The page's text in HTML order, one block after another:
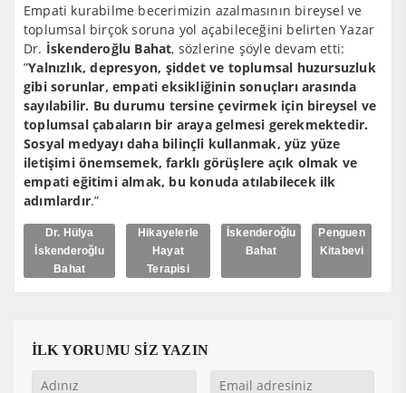
Empati kurabilme becerimizin azalmasının bireysel ve
toplumsal birçok soruna yol açabileceğini belirten Yazar
Dr. İskenderoğlu Bahat, sözlerine şöyle devam etti:
”Yalnızlık, depresyon, şiddet ve toplumsal huzursuzluk
gibi sorunlar, empati eksikliğinin sonuçları arasında
sayılabilir. Bu durumu tersine çevirmek için bireysel ve
toplumsal çabaların bir araya gelmesi gerekmektedir.
Sosyal medyayı daha bilinçli kullanmak, yüz yüze
iletişimi önemsemek, farklı görüşlere açık olmak ve
empati eğitimi almak, bu konuda atılabilecek ilk
adımlardır.”
Dr. Hülya
İskenderoğlu
Bahat
Hikayelerle
Hayat
Terapisi
İskenderoğlu
Bahat
Penguen
Kitabevi
İLK YORUMU SİZ YAZIN